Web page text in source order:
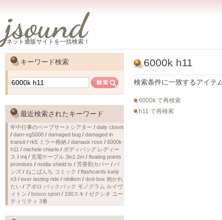
jsound
ネット通販サイトを一括検索！
6000k h11
検索条件に一致するアイテ
6000k で再検索
h11 で再検索
キーワード検索
最近検索されたキーワード
年中行事のペープサートシアター / daily closet
/ dam-xg5000 / damaged bug / damaged in
transit / rk5 ミラー格納 / damask rose / 6000k
h11 / michele chiarlo / ボディバッグ レディー
ス / mij / 充電ケーブル 3in1 2m / floating points
promises / nvidia shield tv / 芳香剤カバー / バ
ンズ / ねこぱんち コミック / flashcards kanji
n3 / ever lasting ride / nihilism / dvd-box 抱かれ
たい / アポロ バックパック モノグラム ルイヴ
ィトン / bosco sport / 100スキ / ゼクシオ ユー
ティリティ 3番